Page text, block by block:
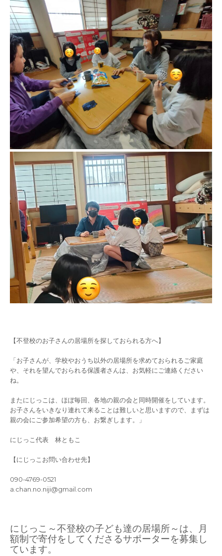
【不登校のお子さんの居場所を探しておられる方へ】
「お子さんが、学校やおうち以外の居場所を求めておられるご家庭
や、それを望んでおられる保護者さんは、お気軽にご連絡ください
ね。
またにじっこは、ほぼ毎回、各地の親の会と同時開催をしています。
お子さんをいきなり連れて来ることは難しいと思いますので、まずは
親の会にご参加希望の方も、お繋ぎします。」
にじっこ代表 林ともこ
【にじっこお問い合わせ先】
090-4769-0521
a.chan.no.niji@gmail.com
にじっこ～不登校の子ども達の居場所～は、月
額制で寄付をしてくださるサポーターを募集し
ています。